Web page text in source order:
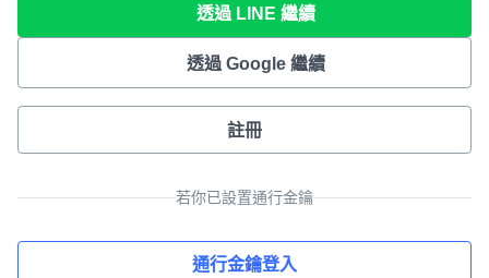
透過 LINE 繼續
透過 Google 繼續
註冊
若你已設置通行金鑰
通行金鑰登入